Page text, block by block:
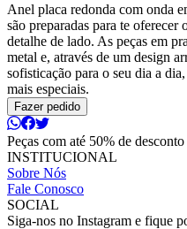
Anel placa redonda com onda
são preparadas para te
detalhe de lado. As peças em
metal e, através de um design
sofisticação para o seu dia a
mais especiais.
Fazer pedido
Peças com até 50% de
INSTITUCIONAL
Sobre Nós
Fale Conosco
SOCIAL
Siga-nos no Instagram e fique